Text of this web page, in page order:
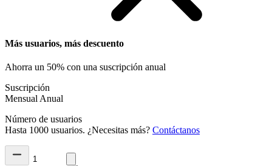
Más usuarios, más descuento
Ahorra un 50% con una suscripción anual
Suscripción
Mensual Anual
Número de usuarios
Hasta 1000 usuarios. ¿Necesitas más? Contáctanos